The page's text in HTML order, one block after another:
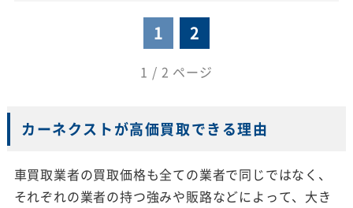
1 2
1 / 2 ページ
カーネクストが高価買取できる理由
車買取業者の買取価格も全ての業者で同じではなく、
それぞれの業者の持つ強みや販路などによって、大き